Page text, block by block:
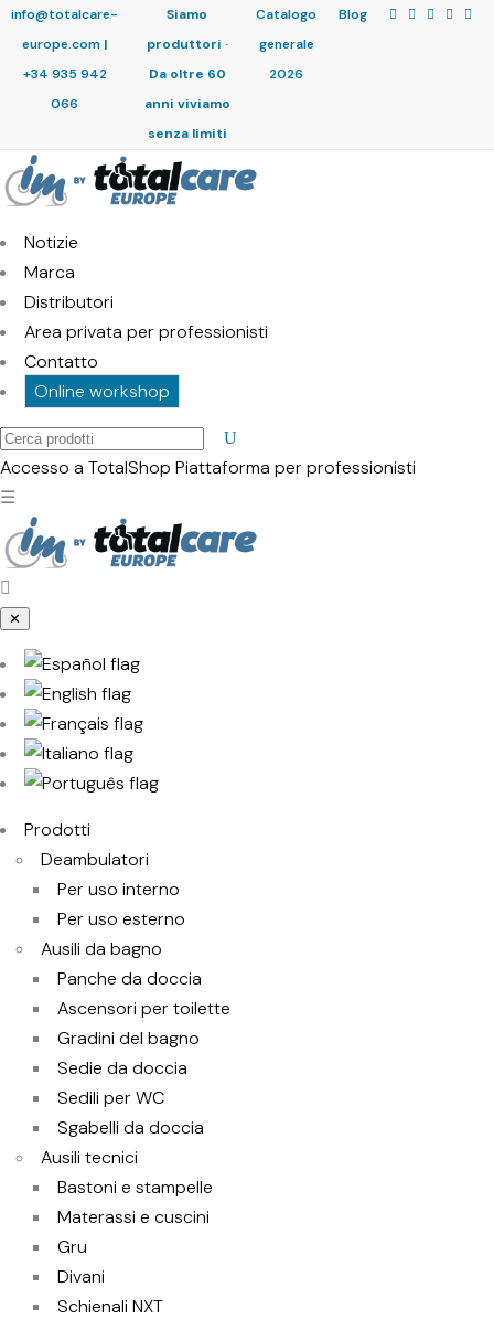
info@totalcare-
europe.com|
+34 935 942
066
Siamo
produttori ·
Da oltre 60
anni viviamo
senza limiti
Catalogo
generale
2026
Blog
Notizie
Marca
Distributori
Area privata per professionisti
Contatto
Online workshop
Cerca
prodotti
Accesso a TotalShop Piattaforma per professionisti
☰
✕
Prodotti
Deambulatori
Per uso interno
Per uso esterno
Ausili da bagno
Panche da doccia
Ascensori per toilette
Gradini del bagno
Sedie da doccia
Sedili per WC
Sgabelli da doccia
Ausili tecnici
Bastoni e stampelle
Materassi e cuscini
Gru
Divani
Schienali NXT